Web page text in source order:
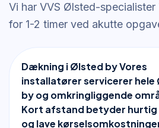
Vi har VVS Ølsted-
for 1-2 timer ved akutte
Dækning i Ølsted by Vores
installatører servicerer
by og omkringliggende
Kort afstand betyder hurtig
og lave